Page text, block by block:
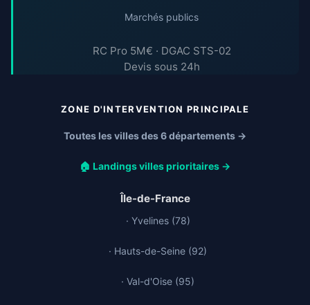
Marchés publics
RC Pro 5M€ · DGAC STS-02
Devis sous 24h
ZONE D'INTERVENTION PRINCIPALE
Toutes les villes des 6 départements →
🏠 Landings villes prioritaires →
Île-de-France
· Yvelines (78)
· Hauts-de-Seine (92)
· Val-d'Oise (95)